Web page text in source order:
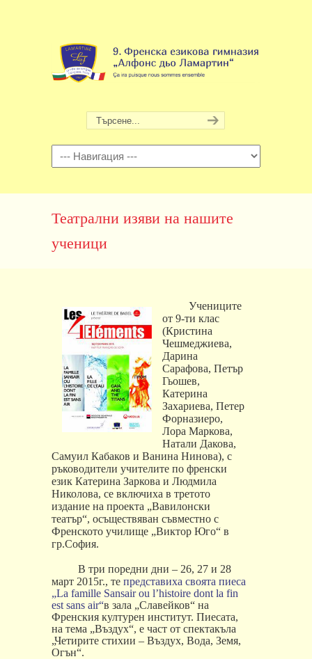
Навигация
Театрални изяви на нашите
ученици
Учениците
от 9-ти клас
(Кристина
Чешмеджиева,
Дарина
Сарафова, Петър
Гьошев,
Катерина
Захариева, Петер
Форназиеро,
Лора Маркова,
Натали Дакова,
Самуил Кабаков и Ванина Нинова), с
ръководители учителите по френски
език Катерина Заркова и Людмила
Николова, се включиха в третото
издание на проекта „Вавилонски
театър“, осъществяван съвместно с
Френското училище „Виктор Юго“ в
гр.София.
В три поредни дни – 26, 27 и 28
март 2015г., те представиха своята пиеса
„La famille Sansair ou l’histoire dont la fin
est sans air“в зала „Славейков“ на
Френския културен институт. Пиесата,
на тема „Въздух“, е част от спектакъла
„Четирите стихии – Въздух, Вода, Земя,
Огън“.